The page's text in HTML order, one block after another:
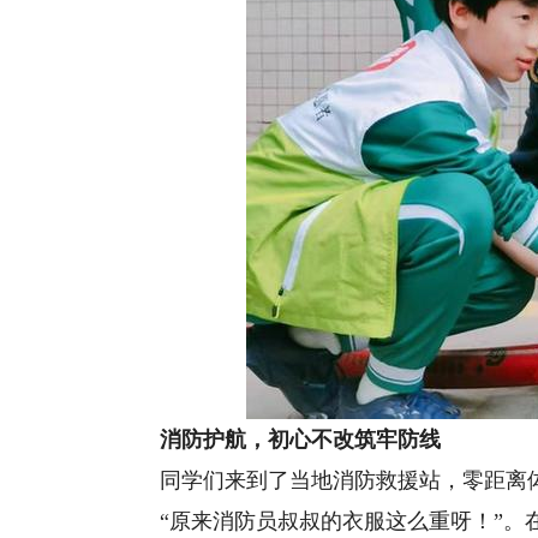
消防护航，初心不改筑牢防线
同学们来到了当地消防救援站，零距离
“原来消防员叔叔的衣服这么重呀！”。